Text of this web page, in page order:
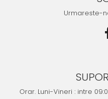
Urmareste-
Orar. Luni-Vineri : intre